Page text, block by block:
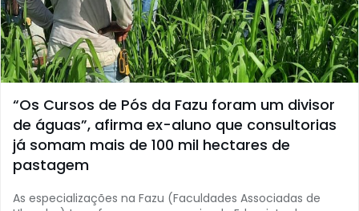
“Os Cursos de Pós da Fazu foram um divisor
de águas”, afirma ex-aluno que consultorias
já somam mais de 100 mil hectares de
pastagem
As especializações na Fazu (Faculdades Associadas de